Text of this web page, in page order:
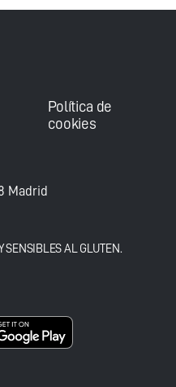
Política de
cookies
Madrid
SENSIBLES AL GLUTEN.